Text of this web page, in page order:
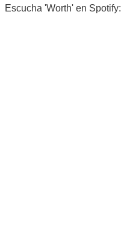
Escucha 'Worth' en Spotify: